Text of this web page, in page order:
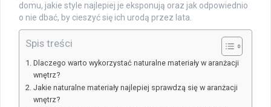
domu, jakie style najlepiej je eksponują oraz jak odpowiednio
o nie dbać, by cieszyć się ich urodą przez lata.
Spis treści
Dlaczego warto wykorzystać naturalne materiały w aranżacji
wnętrz?
Jakie naturalne materiały najlepiej sprawdzą się w aranżacji
wnętrz?